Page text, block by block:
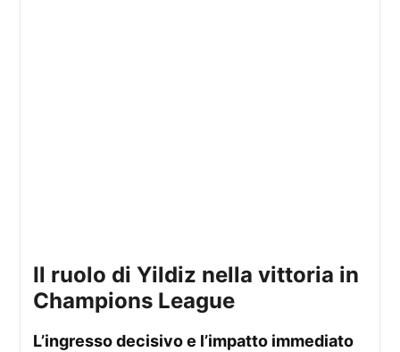
il ruolo di Yildiz nella vittoria in
Champions League
l’ingresso decisivo e l’impatto immediato